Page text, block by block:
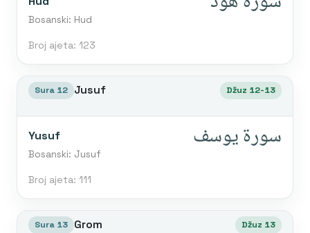
Bosanski: Hud
Broj ajeta: 123
Sura 12 Jusuf Džuz 12-13
Yusuf
Bosanski: Jusuf
سورة يوسف
Broj ajeta: 111
Sura 13 Grom Džuz 13